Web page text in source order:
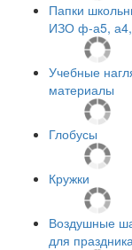
Папки
ИЗО ф-а5,
Учебные
материалы
Глобусы
Кружки
Воздушные
для